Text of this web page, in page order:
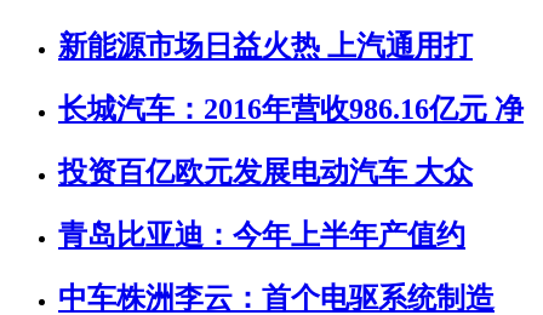
新能源市场日益火热 上汽通用打
长城汽车：2016年营收986.16亿元 净
投资百亿欧元发展电动汽车 大众
青岛比亚迪：今年上半年产值约
中车株洲李云：首个电驱系统制造